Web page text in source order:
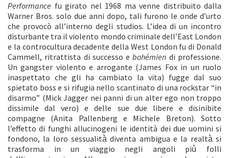
Performance fu girato nel 1968 ma venne distribuito dalla
Warner Bros. solo due anni dopo, tali furono le onde d’urto
che provocò all’interno degli studios. L’idea di un incontro
disturbante tra il violento mondo criminale dell’East London
e la controcultura decadente della West London fu di Donald
Cammell, ritrattista di successo ebohémien di professione.
Un gangster violento e arrogante (James Fox in un ruolo
inaspettato che gli ha cambiato la vita) fugge dal suo
spietato boss e si rifugia nello scantinato di una rockstar “in
disarmo” (Mick Jagger nei panni di un alter ego non troppo
dissimile dal vero) e delle sue due libere e disinibite
compagne (Anita Pallenberg e Michele Breton). Sotto
l’effetto di funghi allucinogeni le identità dei due uomini si
fondono, la loro sessualità̀ diventa ambigua e la realtà̀ si
trasforma in un viaggio negli angoli più̀ folli